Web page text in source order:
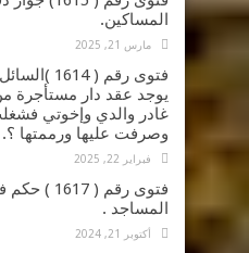
المساكين.
مارس 21, 2025
فتوى رقم (
يوجد عقد دار مستأجرة
غادر والدي وإخوتي
وصرفت عليها ورممتها ؟.
فبراير 22, 2025
فتوى رقم (
المساجد .
أكتوبر 21, 2024